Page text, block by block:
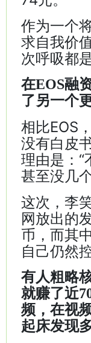
作为一个
求自我价
次呼吸都
在EOS融
了另一个
相比EOS
没有白皮
理由是：
甚至没几
这次，李
网放出的
币，而其
自己仍然
有人粗略
就赚了近
频，在视
起床发现